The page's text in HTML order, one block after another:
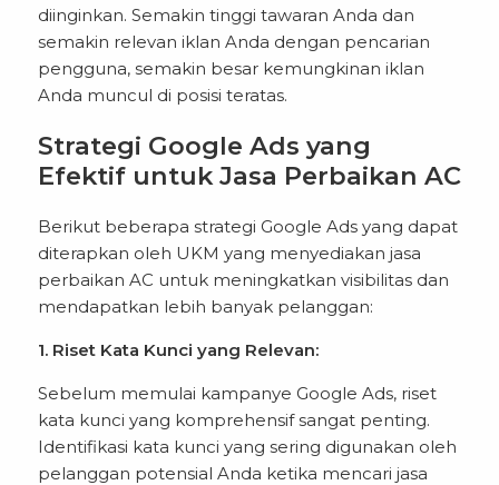
diinginkan. Semakin tinggi tawaran Anda dan
semakin relevan iklan Anda dengan pencarian
pengguna, semakin besar kemungkinan iklan
Anda muncul di posisi teratas.
Strategi Google Ads yang
Efektif untuk Jasa Perbaikan AC
Berikut beberapa strategi Google Ads yang dapat
diterapkan oleh UKM yang menyediakan jasa
perbaikan AC untuk meningkatkan visibilitas dan
mendapatkan lebih banyak pelanggan:
1. Riset Kata Kunci yang Relevan:
Sebelum memulai kampanye Google Ads, riset
kata kunci yang komprehensif sangat penting.
Identifikasi kata kunci yang sering digunakan oleh
pelanggan potensial Anda ketika mencari jasa